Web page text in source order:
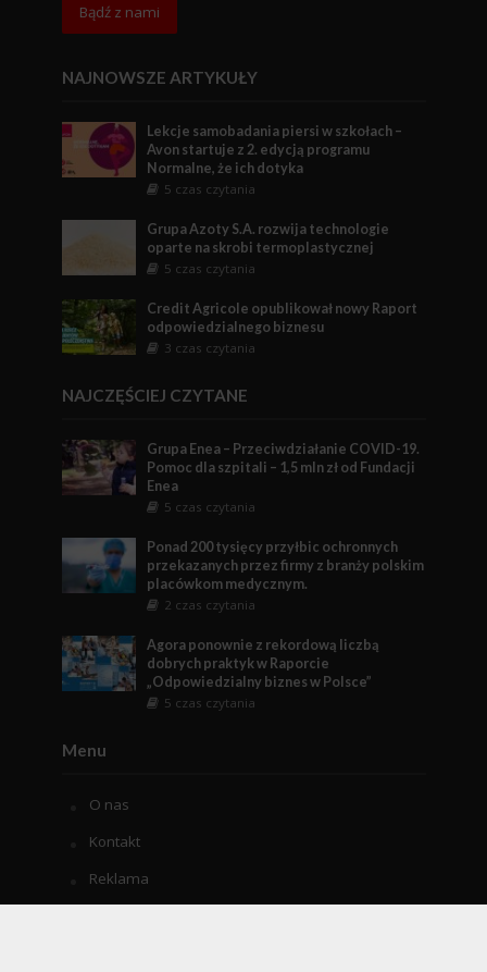
Bądź z nami
NAJNOWSZE ARTYKUŁY
Lekcje samobadania piersi w szkołach –
Avon startuje z 2. edycją programu
Normalne, że ich dotyka
5 czas czytania
Grupa Azoty S.A. rozwija technologie
oparte na skrobi termoplastycznej
5 czas czytania
Credit Agricole opublikował nowy Raport
odpowiedzialnego biznesu
3 czas czytania
NAJCZĘŚCIEJ CZYTANE
Grupa Enea – Przeciwdziałanie COVID-19.
Pomoc dla szpitali – 1,5 mln zł od Fundacji
Enea
5 czas czytania
Ponad 200 tysięcy przyłbic ochronnych
przekazanych przez firmy z branży polskim
placówkom medycznym.
2 czas czytania
Agora ponownie z rekordową liczbą
dobrych praktyk w Raporcie
„Odpowiedzialny biznes w Polsce”
5 czas czytania
Menu
O nas
Kontakt
Reklama